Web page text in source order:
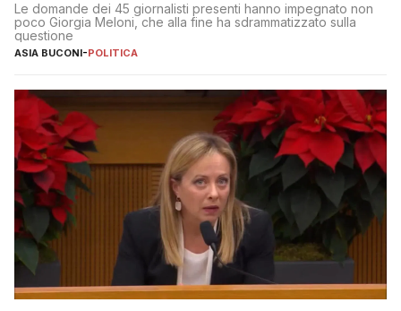
Le domande dei 45 giornalisti presenti hanno impegnato non
poco Giorgia Meloni, che alla fine ha sdrammatizzato sulla
questione
ASIA BUCONI-POLITICA